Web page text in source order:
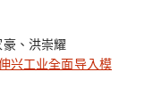
、洪崇耀
兴工业全面导入模